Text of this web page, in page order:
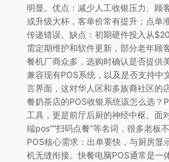
明显。优点：减少人工收银压力、顾
或升级大杯，客单价常有提升；点单
传递错误。缺点：初期硬件投入从
需定期维护和软件更新，部分老年顾
餐机厂商众多，选购时确认是否提供
兼容现有POS系统，以及是否支持中
言界面，这对华人区和多族裔社区的
餐奶茶店的POS收银系统该怎么选？
工具，更是前厅后厨的神经中枢。面
端pos”“扫码点餐”等名词，很多老板
POS核心需求：出单要快，与厨房显
机无缝衔接。快餐电脑POS通常是一